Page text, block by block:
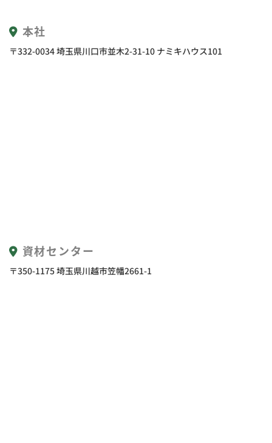
本社
〒332-0034 埼玉県川口市並木2-31-10 ナミキハウス101
資材センター
〒350-1175 埼玉県川越市笠幡2661-1